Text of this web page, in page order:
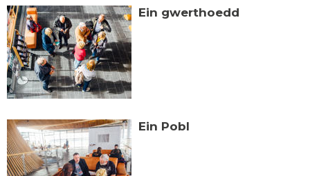
Ein gwerthoedd
Ein Pobl